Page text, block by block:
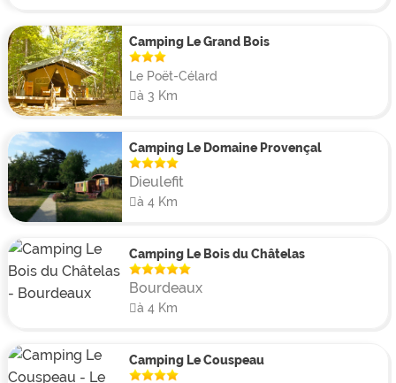
Camping Le Grand Bois
Le Poët-Célard
à 3 Km
Camping Le Domaine Provençal
Dieulefit
à 4 Km
Camping Le Bois du Châtelas
Bourdeaux
à 4 Km
Camping Le Couspeau